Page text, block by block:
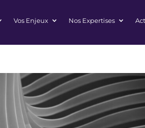
Vos Enjeux Nos Expertises